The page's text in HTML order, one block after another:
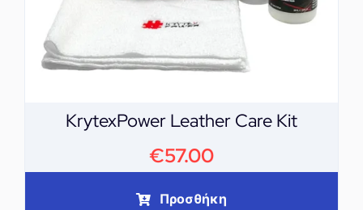
KrytexPower Leather Care Kit
€57.00
Προσθήκη